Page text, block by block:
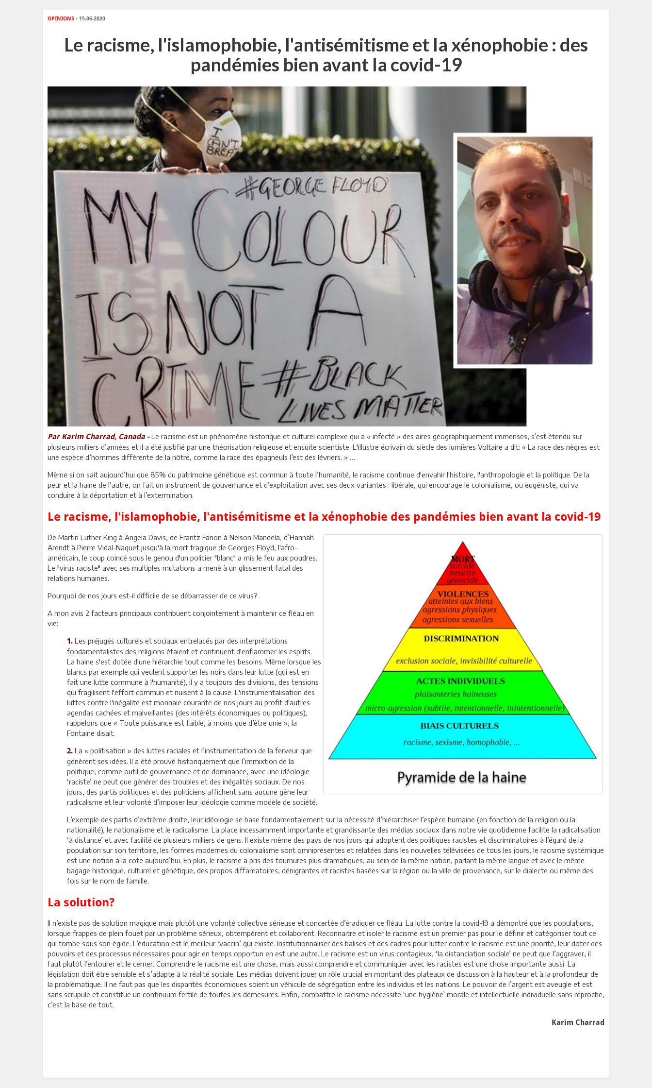
OPINIONS - 15.06.2020
Le racisme, l'islamophobie, l'antisémitisme et la xénophobie : des
pandémies bien avant la covid-19
Par Karim Charrad, Canada -Le racisme est un phénomène historique et culturel complexe qui a « infecté » des aires géographiquement immenses, s’est étendu sur
plusieurs milliers d’années et il a été justifié par une théorisation religieuse et ensuite scientiste. L'illustre écrivain du siècle des lumières Voltaire a dit: « La race des nègres est
une espèce d’hommes différente de la nôtre, comme la race des épagneuls l’est des lévriers. » …
Même si on sait aujourd’hui que 85% du patrimoine génétique est commun à toute l’humanité, le racisme continue d'envahir l'histoire, l'anthropologie et la politique. De la
peur et la haine de l’autre, on fait un instrument de gouvernance et d’exploitation avec ses deux variantes : libérale, qui encourage le colonialisme, ou eugéniste, qui va
conduire à la déportation et à l’extermination.
Le racisme, l'islamophobie, l'antisémitisme et la xénophobie des pandémies bien avant la covid-19
De Martin Luther King à Angela Davis, de Frantz Fanon à Nelson Mandela, d’Hannah
Arendt à Pierre Vidal-Naquet jusqu'à la mort tragique de Georges Floyd, l'afro-
américain, le coup coincé sous le genou d'un policier "blanc" a mis le feu aux poudres.
Le "virus raciste" avec ses multiples mutations a mené à un glissement fatal des
relations humaines.
Pourquoi de nos jours est-il difficile de se débarrasser de ce virus?
A mon avis 2 facteurs principaux contribuent conjointement à maintenir ce fléau en
vie:
1. Les préjugés culturels et sociaux entrelacés par des interprétations
fondamentalistes des religions étaient et continuent d'enflammer les esprits.
La haine s'est dotée d'une hiérarchie tout comme les besoins. Même lorsque les
blancs par exemple qui veulent supporter les noirs dans leur lutte (qui est en
fait une lutte commune à l'humanité), il y a toujours des divisions, des tensions
qui fragilisent l'effort commun et nuisent à la cause. L'instrumentalisation des
luttes contre l'inégalité est monnaie courante de nos jours au profit d'autres
agendas cachées et malveillantes (des intérêts économiques ou politiques),
rappelons que « Toute puissance est faible, à moins que d’être unie », la
Fontaine disait.
2. La « politisation » des luttes raciales et l’instrumentation de la ferveur que
génèrent ses idées. Il a été prouvé historiquement que l’immixtion de la
politique, comme outil de gouvernance et de dominance, avec une idéologie
‘raciste’ ne peut que générer des troubles et des inégalités sociaux. De nos
jours, des partis politiques et des politiciens affichent sans aucune gêne leur
radicalisme et leur volonté d’imposer leur idéologie comme modèle de société.
L’exemple des partis d’extrême droite, leur idéologie se base fondamentalement sur la nécessité d’hiérarchiser l’espèce humaine (en fonction de la religion ou la
nationalité), le nationalisme et le radicalisme. La place incessamment importante et grandissante des médias sociaux dans notre vie quotidienne facilite la radicalisation
‘à distance’ et avec facilité de plusieurs milliers de gens. Il existe même des pays de nos jours qui adoptent des politiques racistes et discriminatoires à l’égard de la
population sur son territoire, les formes modernes du colonialisme sont omniprésentes et relatées dans les nouvelles télévisées de tous les jours, le racisme systémique
est une notion à la cote aujourd’hui. En plus, le racisme a pris des tournures plus dramatiques, au sein de la même nation, parlant la même langue et avec le même
bagage historique, culturel et génétique, des propos diffamatoires, dénigrantes et racistes basées sur la région ou la ville de provenance, sur le dialecte ou même des
fois sur le nom de famille.
La solution?
Il n’existe pas de solution magique mais plutôt une volonté collective sérieuse et concertée d’éradiquer ce fléau. La lutte contre la covid-19 a démontré que les populations,
lorsque frappés de plein fouet par un problème sérieux, obtempèrent et collaborent. Reconnaitre et isoler le racisme est un premier pas pour le définir et catégoriser tout ce
qui tombe sous son égide. L’éducation est le meilleur ‘vaccin’ qui existe. Institutionnaliser des balises et des cadres pour lutter contre le racisme est une priorité, leur doter des
pouvoirs et des processus nécessaires pour agir en temps opportun en est une autre. Le racisme est un virus contagieux, ‘la distanciation sociale’ ne peut que l’aggraver, il
faut plutôt l’entourer et le cerner. Comprendre le racisme est une chose, mais aussi comprendre et communiquer avec les racistes est une chose importante aussi. La
législation doit être sensible et s’adapte à la réalité sociale. Les médias doivent jouer un rôle crucial en montant des plateaux de discussion à la hauteur et à la profondeur de
la problématique. Il ne faut pas que les disparités économiques soient un véhicule de ségrégation entre les individus et les nations. Le pouvoir de l’argent est aveugle et est
sans scrupule et constitue un continuum fertile de toutes les démesures. Enfin, combattre le racisme nécessite ‘une hygiène’ morale et intellectuelle individuelle sans reproche,
c’est la base de tout.
Karim Charrad